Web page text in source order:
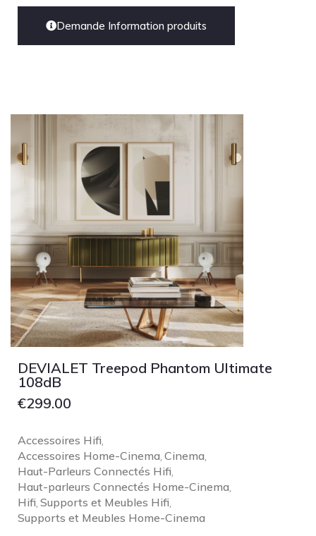
Demande Information produits
DEVIALET Treepod Phantom Ultimate
108dB
€299.00
Accessoires Hifi,
Accessoires Home-Cinema, Cinema,
Haut-Parleurs Connectés Hifi,
Haut-parleurs Connectés Home-Cinema,
Hifi, Supports et Meubles Hifi,
Supports et Meubles Home-Cinema